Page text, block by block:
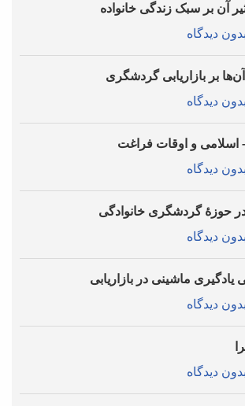
آن بر سبک زندگی خانواده
بدون دیدگاه
بر بازاریابی گردشگری
بدون دیدگاه
اسلامی و اوقات فراغت
بدون دیدگاه
حوزۀ گردشگری خانوادگی
بدون دیدگاه
یادگیری ماشینی در بازاریابی
بدون دیدگاه
بدون دیدگاه